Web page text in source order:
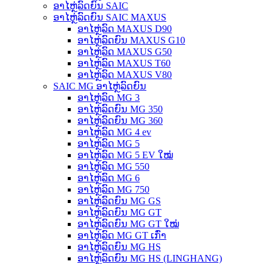
ອາໄຫຼ່ລົດຍົນ SAIC
ອາໄຫຼ່ລົດຍົນ SAIC MAXUS
ອາໄຫຼ່ລົດ MAXUS D90
ອາໄຫຼ່ລົດຍົນ MAXUS G10
ອາໄຫຼ່ລົດ MAXUS G50
ອາໄຫຼ່ລົດ MAXUS T60
ອາໄຫຼ່ລົດ MAXUS V80
SAIC MG ອາໄຫຼ່ລົດຍົນ
ອາໄຫຼ່ລົດ MG 3
ອາໄຫຼ່ລົດຍົນ MG 350
ອາໄຫຼ່ລົດຍົນ MG 360
ອາໄຫຼ່ລົດ MG 4 ev
ອາໄຫຼ່ລົດ MG 5
ອາໄຫຼ່ລົດ MG 5 EV ໃໝ່
ອາໄຫຼ່ລົດ MG 550
ອາໄຫຼ່ລົດ MG 6
ອາໄຫຼ່ລົດ MG 750
ອາໄຫຼ່ລົດຍົນ MG GS
ອາໄຫຼ່ລົດຍົນ MG GT
ອາໄຫຼ່ລົດຍົນ MG GT ໃໝ່
ອາໄຫຼ່ລົດ MG GT ເກົ່າ
ອາໄຫຼ່ລົດຍົນ MG HS
ອາໄຫຼ່ລົດຍົນ MG HS (LINGHANG)